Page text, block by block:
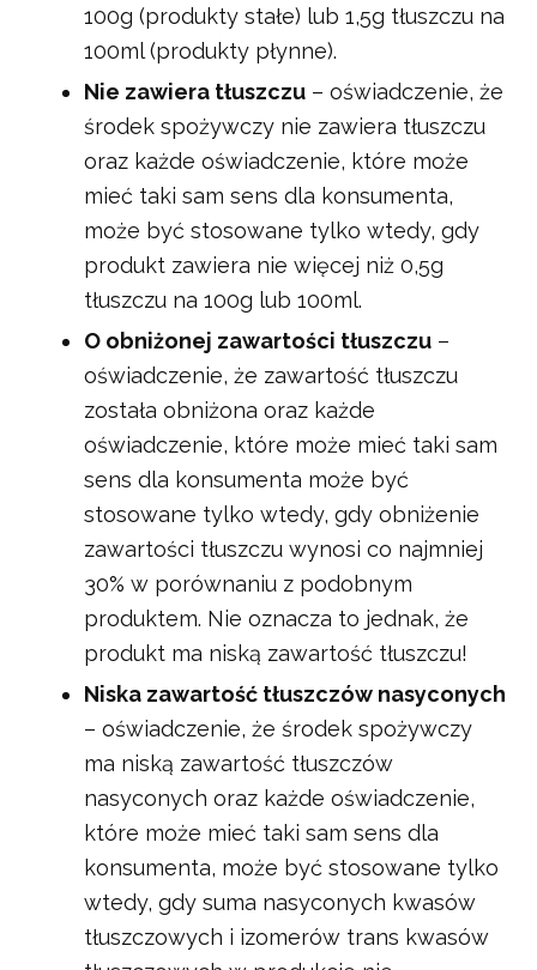
100g (produkty stałe) lub 1,5g tłuszczu na
100ml (produkty płynne).
Nie zawiera tłuszczu – oświadczenie, że
środek spożywczy nie zawiera tłuszczu
oraz każde oświadczenie, które może
mieć taki sam sens dla konsumenta,
może być stosowane tylko wtedy, gdy
produkt zawiera nie więcej niż 0,5g
tłuszczu na 100g lub 100ml.
O obniżonej zawartości tłuszczu –
oświadczenie, że zawartość tłuszczu
została obniżona oraz każde
oświadczenie, które może mieć taki sam
sens dla konsumenta może być
stosowane tylko wtedy, gdy obniżenie
zawartości tłuszczu wynosi co najmniej
30% w porównaniu z podobnym
produktem. Nie oznacza to jednak, że
produkt ma niską zawartość tłuszczu!
Niska zawartość tłuszczów nasyconych
– oświadczenie, że środek spożywczy
ma niską zawartość tłuszczów
nasyconych oraz każde oświadczenie,
które może mieć taki sam sens dla
konsumenta, może być stosowane tylko
wtedy, gdy suma nasyconych kwasów
tłuszczowych i izomerów trans kwasów